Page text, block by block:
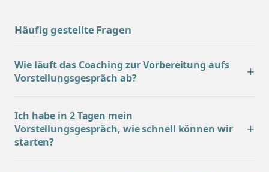
Häufig gestellte Fragen
Wie läuft das Coaching zur Vorbereitung aufs
Vorstellungsgespräch ab?
Ich habe in 2 Tagen mein
Vorstellungsgespräch, wie schnell können wir
starten?